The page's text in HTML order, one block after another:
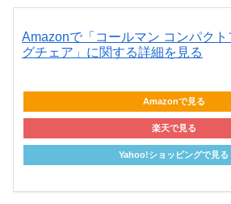
Amazonで「コールマン コンパク
グチェア」に関する詳細を見る
Amazonで見る
楽天で見る
Yahoo!ショッピングで見る